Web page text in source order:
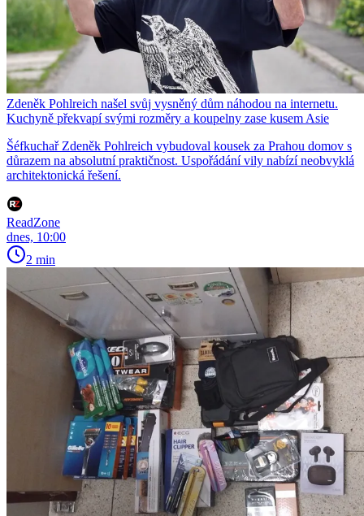
Zdeněk Pohlreich našel svůj vysněný dům náhodou na internetu.
Kuchyně překvapí svými rozměry a koupelny zase kusem Asie
Šéfkuchař Zdeněk Pohlreich vybudoval kousek za Prahou domov s
důrazem na absolutní praktičnost. Uspořádání vily nabízí neobvyklá
architektonická řešení.
ReadZone
dnes, 10:00
2 min